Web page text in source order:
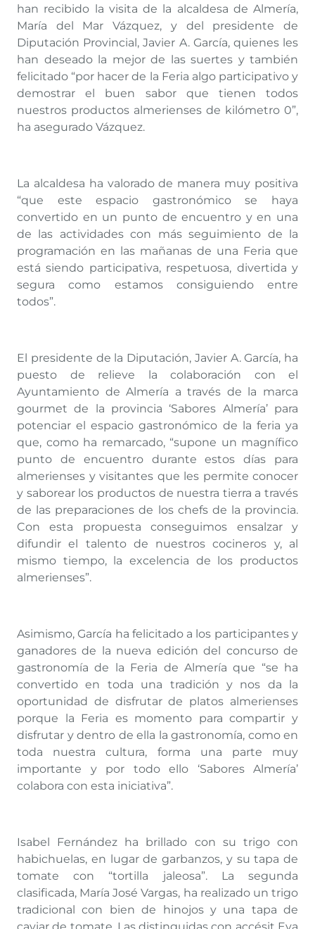
han recibido la visita de la alcaldesa de Almería,
María del Mar Vázquez, y del presidente de
Diputación Provincial, Javier A. García, quienes les
han deseado la mejor de las suertes y también
felicitado “por hacer de la Feria algo participativo y
demostrar el buen sabor que tienen todos
nuestros productos almerienses de kilómetro 0”,
ha asegurado Vázquez.
La alcaldesa ha valorado de manera muy positiva
“que este espacio gastronómico se haya
convertido en un punto de encuentro y en una
de las actividades con más seguimiento de la
programación en las mañanas de una Feria que
está siendo participativa, respetuosa, divertida y
segura como estamos consiguiendo entre
todos”.
El presidente de la Diputación, Javier A. García, ha
puesto de relieve la colaboración con el
Ayuntamiento de Almería a través de la marca
gourmet de la provincia ‘Sabores Almería’ para
potenciar el espacio gastronómico de la feria ya
que, como ha remarcado, “supone un magnífico
punto de encuentro durante estos días para
almerienses y visitantes que les permite conocer
y saborear los productos de nuestra tierra a través
de las preparaciones de los chefs de la provincia.
Con esta propuesta conseguimos ensalzar y
difundir el talento de nuestros cocineros y, al
mismo tiempo, la excelencia de los productos
almerienses”.
Asimismo, García ha felicitado a los participantes y
ganadores de la nueva edición del concurso de
gastronomía de la Feria de Almería que “se ha
convertido en toda una tradición y nos da la
oportunidad de disfrutar de platos almerienses
porque la Feria es momento para compartir y
disfrutar y dentro de ella la gastronomía, como en
toda nuestra cultura, forma una parte muy
importante y por todo ello ‘Sabores Almería’
colabora con esta iniciativa”.
Isabel Fernández ha brillado con su trigo con
habichuelas, en lugar de garbanzos, y su tapa de
tomate con “tortilla jaleosa”. La segunda
clasificada, María José Vargas, ha realizado un trigo
tradicional con bien de hinojos y una tapa de